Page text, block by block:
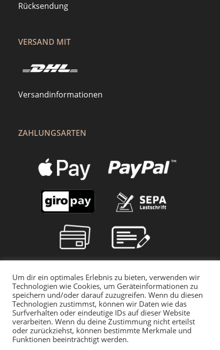
Rücksendung
VERSAND MIT
Versandinformationen
ZAHLUNGSARTEN
Um dir ein optimales Erlebnis zu bieten, verwenden wir
Technologien wie Cookies, um Geräteinformationen zu
speichern und/oder darauf zuzugreifen. Wenn du diesen
Technologien zustimmst, können wir Daten wie das
Surfverhalten oder eindeutige IDs auf dieser Website
verarbeiten. Wenn du deine Zustimmung nicht erteilst
oder zurückziehst, können bestimmte Merkmale und
Funktionen beeinträchtigt werden.